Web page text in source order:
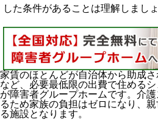
した条件があることは理解しましょ
家賃のほとんどが自治体から助成
など、必要最低限の出費で住める
が障害者グループホームです。介
るため家族の負担はゼロになり、
る施設となります。